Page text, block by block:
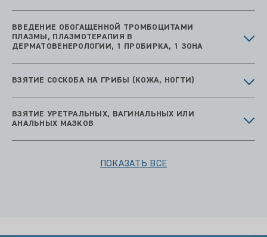
ВВЕДЕНИЕ ОБОГАЩЕННОЙ ТРОМБОЦИТАМИ
ПЛАЗМЫ, ПЛАЗМОТЕРАПИЯ В
ДЕРМАТОВЕНЕРОЛОГИИ, 1 ПРОБИРКА, 1 ЗОНА
ВЗЯТИЕ СОСКОБА НА ГРИБЫ (КОЖА, НОГТИ)
ВЗЯТИЕ УРЕТРАЛЬНЫХ, ВАГИНАЛЬНЫХ ИЛИ
АНАЛЬНЫХ МАЗКОВ
ПОКАЗАТЬ ВСЕ